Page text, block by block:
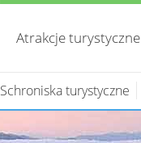
Atrakcje turystyczne
Schroniska turystyczne